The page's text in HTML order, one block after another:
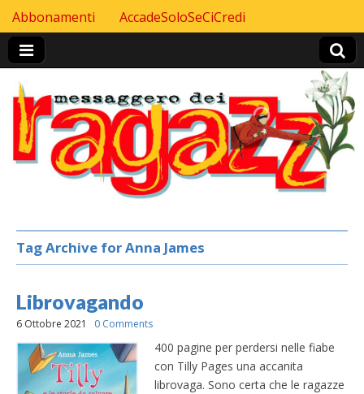
Header Top menu
Skip to content
Abbonamenti AccadeSoloSeCiCredi
Tag Archive for Anna James
Librovagando
6 Ottobre 2021 0 Comments
400 pagine per perdersi nelle fiabe
con Tilly Pages una accanita
librovaga. Sono certa che le ragazze